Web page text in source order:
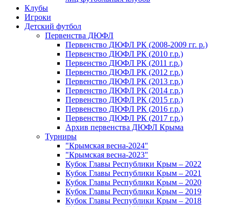
Клубы
Игроки
Детский футбол
Первенства ДЮФЛ
Первенство ДЮФЛ РК (2008-2009 гг. р.)
Первенство ДЮФЛ РК (2010 г.р.)
Первенство ДЮФЛ РК (2011 г.р.)
Первенство ДЮФЛ РК (2012 г.р.)
Первенство ДЮФЛ РК (2013 г.р.)
Первенство ДЮФЛ РК (2014 г.р.)
Первенство ДЮФЛ РК (2015 г.р.)
Первенство ДЮФЛ РК (2016 г.р.)
Первенство ДЮФЛ РК (2017 г.р.)
Архив первенства ДЮФЛ Крыма
Турниры
"Крымская весна-2024"
"Крымская весна-2023"
Кубок Главы Республики Крым – 2022
Кубок Главы Республики Крым – 2021
Кубок Главы Республики Крым – 2020
Кубок Главы Республики Крым – 2019
Кубок Главы Республики Крым – 2018